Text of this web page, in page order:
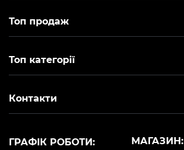
Топ продаж
Топ категорії
Контакти
МАГАЗИН:
ГРАФІК РОБОТИ: